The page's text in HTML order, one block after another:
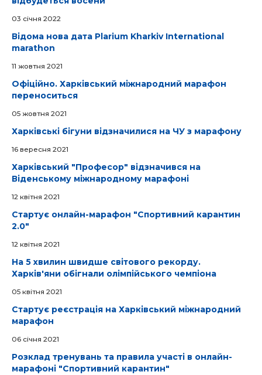
03 cічня 2022
Відома нова дата Plarium Kharkiv International
marathon
11 жовтня 2021
Офіційно. Харківський міжнародний марафон
переноситься
05 жовтня 2021
Харківські бігуни відзначилися на ЧУ з марафону
16 вересня 2021
Харківський "Професор" відзначився на
Віденському міжнародному марафоні
12 квітня 2021
Стартує онлайн-марафон "Спортивний карантин
2.0"
12 квітня 2021
На 5 хвилин швидше світового рекорду.
Харків'яни обігнали олімпійського чемпіона
05 квітня 2021
Стартує реєстрація на Харківський міжнародний
марафон
06 cічня 2021
Розклад тренувань та правила участі в онлайн-
марафоні "Спортивний карантин"